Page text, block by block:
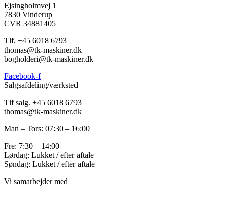
Ejsingholmvej 1
7830 Vinderup
CVR 34881405
​Tlf. +45 6018 6793
thomas@tk-maskiner.dk
bogholderi@tk-maskiner.dk
Facebook-f
Salgsafdeling/værksted
Tlf salg. +45 6018 6793
thomas@tk-maskiner.dk
Man – Tors: 07:30 – 16:00
Fre: 7:30 – 14:00
Lørdag: Lukket / efter aftale
Søndag: Lukket / efter aftale
Vi samarbejder med